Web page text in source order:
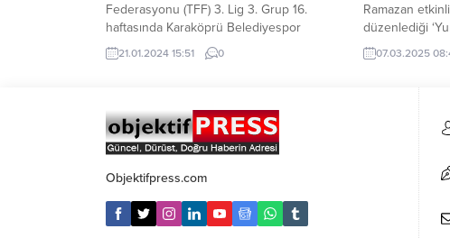
Federasyonu (TFF) 3. Lig 3. Grup 16.
haftasında Karaköprü Belediyespor
sahasında Fatsa Belediyespor ile 1-0
yenerek sezonun 2. Yarısının ilk
Karaköprü Belediyespor Faruk Çelik spor
Kompleksinde Fatsa Belediyespor karşı
karşıya geldi. Kırmızı Siyahlı ekip Fatsa
Belediyespor’u...
21.01.2024 15:51 0
Ramazan
düzenlediği
Programı’nda
Gülses, Hakan
Bursalılara
Paylaşmanın
olan Ramazan
tarafından
Bursa’da dolu
farklı
sofralarında...
07.03.2025
Objektifpress.com